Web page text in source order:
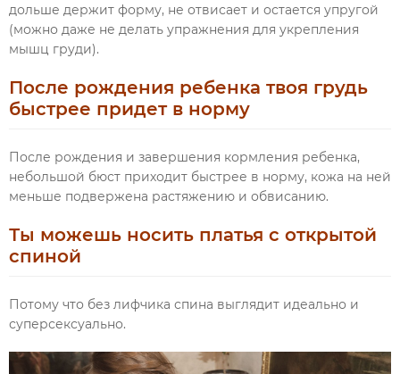
дольше держит форму, не отвисает и остается упругой
(можно даже не делать упражнения для укрепления
мышц груди).
После рождения ребенка твоя грудь
быстрее придет в норму
После рождения и завершения кормления ребенка,
небольшой бюст приходит быстрее в норму, кожа на ней
меньше подвержена растяжению и обвисанию.
Ты можешь носить платья с открытой
спиной
Потому что без лифчика спина выглядит идеально и
суперсексуально.